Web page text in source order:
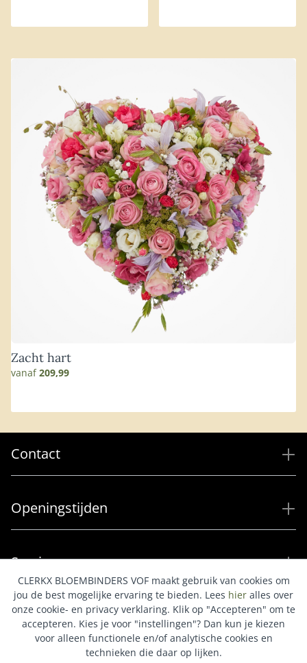
Zacht hart
vanaf209,99
Contact
Openingstijden
Service
Populaire categorieën
CLERKX BLOEMBINDERS VOF maakt gebruik van cookies om
jou de best mogelijke ervaring te bieden. Lees hier alles over
onze cookie- en privacy verklaring. Klik op "Accepteren" om te
accepteren. Kies je voor "instellingen"? Dan kun je kiezen
voor alleen functionele en/of analytische cookies en
technieken die daar op lijken.